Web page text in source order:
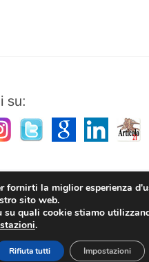
su:
Corradino
fornirti la miglior esperienza
sito web.
su quali cookie stiamo
.
Rifiuta tutti Impostazioni